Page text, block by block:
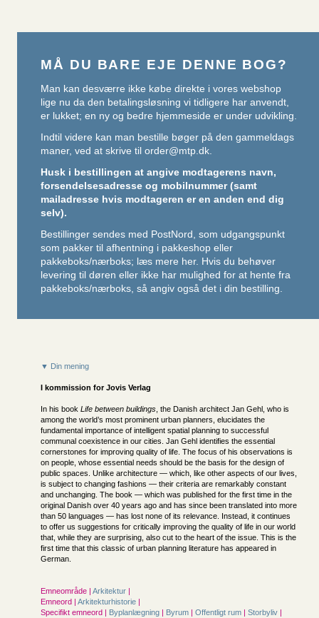
MÅ DU BARE EJE DENNE BOG?
Man kan desværre ikke købe direkte i vores webshop
lige nu da den betalingsløsning vi tidligere har anvendt,
er lukket; en ny og bedre hjemmeside er under udvikling.
Indtil videre kan man bestille bøger på den gammeldags
maner, ved at skrive til order@mtp.dk.
Husk i bestillingen at angive modtagerens navn,
forsendelsesadresse og mobilnummer (samt
mailadresse hvis modtageren er en anden end dig
selv).
Bestillinger sendes med PostNord, som udgangspunkt
som pakker til afhentning i pakkeshop eller
pakkeboks/nærboks; læs mere her. Hvis du behøver
levering til døren eller ikke har mulighed for at hente fra
pakkeboks/nærboks, så angiv også det i din bestilling.
▼ Din mening
I kommission forJovis Verlag
In his book Life between buildings , the Danish architect Jan Gehl, who is
among the world’s most prominent urban planners, elucidates the
fundamental importance of intelligent spatial planning to successful
communal coexistence in our cities. Jan Gehl identifies the essential
cornerstones for improving quality of life. The focus of his observations is
on people, whose essential needs should be the basis for the design of
public spaces. Unlike architecture — which, like other aspects of our lives,
is subject to changing fashions — their criteria are remarkably constant
and unchanging. The book — which was published for the first time in the
original Danish over 40 years ago and has since been translated into more
than 50 languages — has lost none of its relevance. Instead, it continues
to offer us suggestions for critically improving the quality of life in our world
that, while they are surprising, also cut to the heart of the issue. This is the
first time that this classic of urban planning literature has appeared in
German.
Emneområde | Arkitektur |
Emneord | Arkitekturhistorie |
Specifikt emneord | Byplanlægning | Byrum | Offentligt rum | Storbyliv |